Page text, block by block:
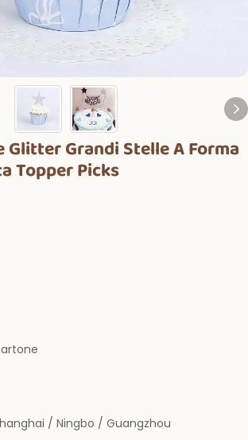
Glitter Grandi Stelle A Forma
Topper Picks
/ Ningbo / Guangzhou